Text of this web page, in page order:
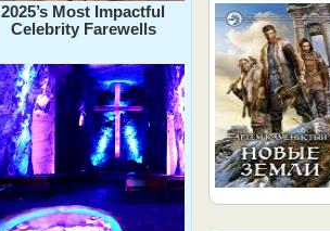
2025’s Most Impactful
Celebrity Farewells